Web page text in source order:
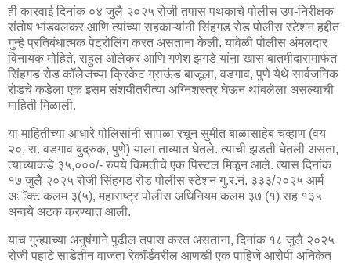
ही कारवाई दिनांक ०४ जुलै २०२५ रोजी तपास पथकाचे पोलीस उप-निरीक्षक
संतोष भांडवलकर आणि त्यांच्या सहकाऱ्यांनी सिंहगड रोड पोलीस स्टेशन हद्दीत
गुन्हे प्रतिबंधात्मक पेट्रोलिंग करत असताना केली. यावेळी पोलीस अंमलदार
विनायक मोहिते, राहुल ओलेकर आणि गणेश झगडे यांना खास बातमीदारामार्फत
सिंहगड रोड कॉलेजच्या क्रिकेट ग्राऊंड बाजूला, वडगाव, पुणे येथे सार्वजनिक
रोडचे कडेला एक इसम संशयीतरीत्या अग्निशस्त्र घेऊन थांबलेला असल्याची
माहिती मिळाली.
या माहितीच्या आधारे पोलिसांनी सापळा रचून सुमीत बाळासाहेब चव्हाण (वय
२०, रा. वडगाव बुद्रुक, पुणे) याला ताब्यात घेतले. त्याची झडती घेतली असता,
त्याच्याकडे ३५,०००/- रुपये किमतीचे एक पिस्टल मिळून आले. त्यास दिनांक
१७ जुलै २०२५ रोजी सिंहगड रोड पोलीस स्टेशन गु.र.नं. ३३३/२०२५ आर्म
अॅक्ट कलम ३(५), महाराष्ट्र पोलीस अधिनियम कलम ३७ (१) सह १३५
अन्वये अटक करण्यात आली.
याच गुन्ह्याच्या अनुषंगाने पुढील तपास करत असताना, दिनांक १८ जुलै २०२५
रोजी पहाटे साडेतीन वाजता रेकॉर्डवरील आणखी एक पाहिजे आरोपी अनिकेत